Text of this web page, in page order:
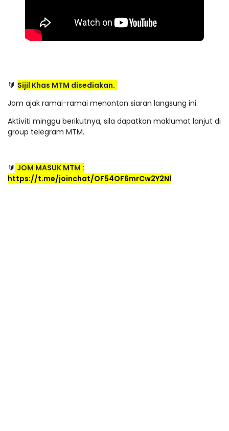
🔰 Sijil Khas MTM disediakan.
Jom ajak ramai-ramai menonton siaran langsung ini.
Aktiviti minggu berikutnya, sila dapatkan maklumat lanjut di
group telegram MTM.
🔰 JOM MASUK MTM :
https://t.me/joinchat/OF54OF6mrCw2Y2Nl